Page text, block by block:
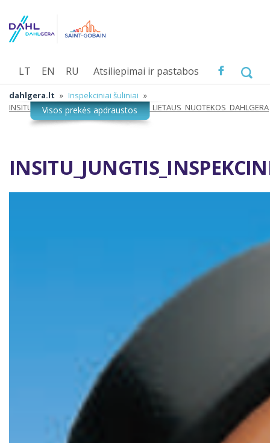
Atsiliepimai ir pastabos
LT EN RU
dahlgera.lt » Inspekciniai šuliniai »
INSITU_JUNGTIS_INSPEKCINIAI_SULINIAI_LIETAUS_NUOTEKOS_DAHLGERA